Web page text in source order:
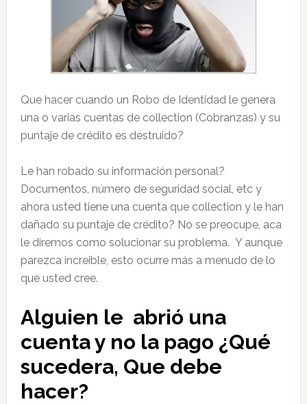
Que hacer cuando un Robo de Identidad le genera
una o varias cuentas de collection (Cobranzas) y su
puntaje de crédito es destruido?
Le han robado su información personal?
Documentos, número de seguridad social, etc y
ahora usted tiene una cuenta que collection y le han
dañado su puntaje de crédito? No se preocupe, aca
le diremos como solucionar su problema. Y aunque
parezca increible, esto ocurre más a menudo de lo
que usted cree.
Alguien le abrió una
cuenta y no la pago ¿Qué
sucedera, Que debe
hacer?